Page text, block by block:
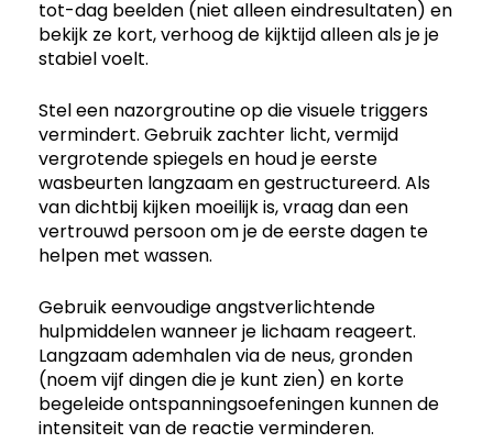
tot-dag beelden (niet alleen eindresultaten) en
bekijk ze kort, verhoog de kijktijd alleen als je je
stabiel voelt.
Stel een nazorgroutine op die visuele triggers
vermindert. Gebruik zachter licht, vermijd
vergrotende spiegels en houd je eerste
wasbeurten langzaam en gestructureerd. Als
van dichtbij kijken moeilijk is, vraag dan een
vertrouwd persoon om je de eerste dagen te
helpen met wassen.
Gebruik eenvoudige angstverlichtende
hulpmiddelen wanneer je lichaam reageert.
Langzaam ademhalen via de neus, gronden
(noem vijf dingen die je kunt zien) en korte
begeleide ontspanningsoefeningen kunnen de
intensiteit van de reactie verminderen.